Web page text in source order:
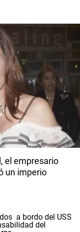
el empresario
un imperio